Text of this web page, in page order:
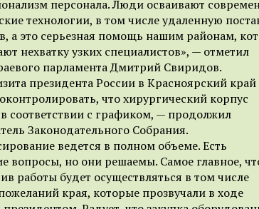
персонала. Люди осваивают
технологии, в том числе удаленную
а это серьезная помощь нашим районам,
нехватку узких специалистов», — отметил
парламента Дмитрий Свиридов.
президента России в Красноярский
что хирургический корпус
в соответствии с графиком, — продолжил
Законодательного Собрания.
ведется в полном объеме. Есть
вопросы, но они решаемы. Самое главное,
работы будет осуществляться в том числе
края, которые прозвучали в ходе